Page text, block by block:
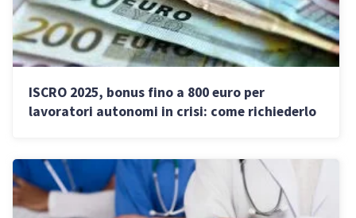
ISCRO 2025, bonus fino a 800 euro per
lavoratori autonomi in crisi: come richiederlo